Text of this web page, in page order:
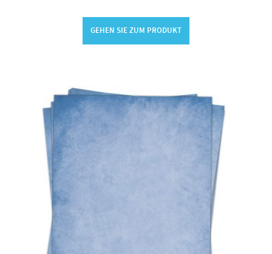
GEHEN SIE ZUM PRODUKT